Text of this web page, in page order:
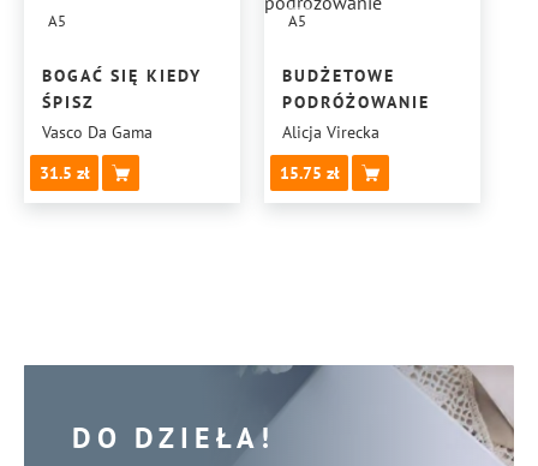
A5
BOGAĆ SIĘ KIEDY
ŚPISZ
Vasco Da Gama
31.5
A5
BUDŻETOWE
PODRÓŻOWANIE
Alicja Virecka
15.75
DO DZIEŁA!